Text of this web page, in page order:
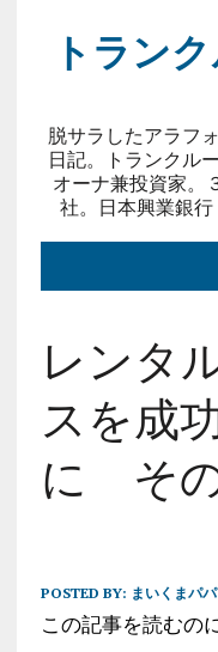
トラン
脱サラしたアラフ
日記。トランクル
オーナ兼投資家。
社。日本興業銀行
レンタ
スを成
に その
POSTED BY: まいくまパ
この記事を読むの